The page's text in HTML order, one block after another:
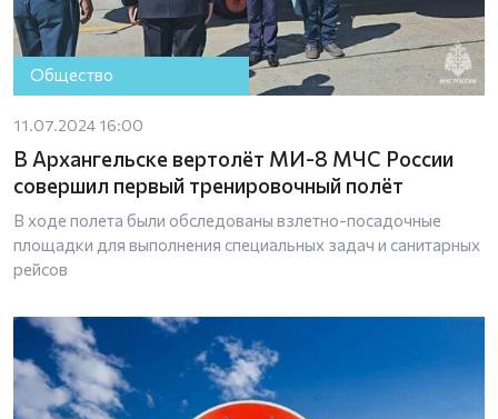
Общество
11.07.2024 16:00
В Архангельске вертолёт МИ-8 МЧС России
совершил первый тренировочный полёт
В ходе полета были обследованы взлетно-посадочные
площадки для выполнения специальных задач и санитарных
рейсов